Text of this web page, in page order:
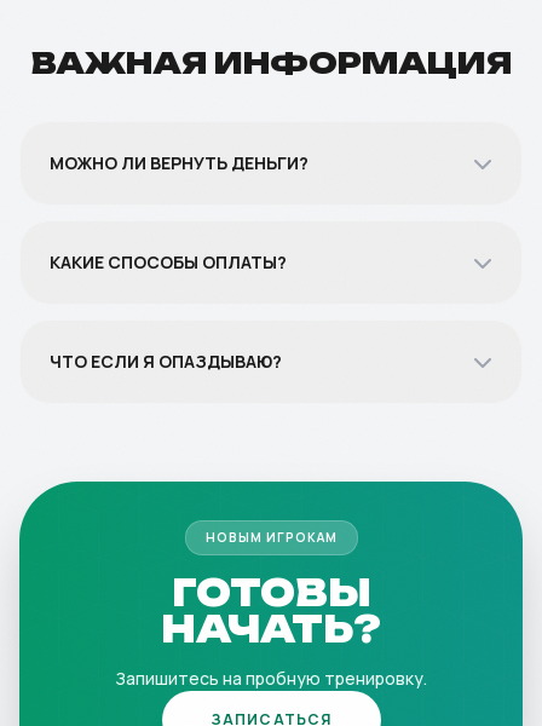
ВАЖНАЯ ИНФОРМАЦИЯ
МОЖНО ЛИ ВЕРНУТЬ ДЕНЬГИ?
КАКИЕ СПОСОБЫ ОПЛАТЫ?
ЧТО ЕСЛИ Я ОПАЗДЫВАЮ?
НОВЫМ ИГРОКАМ
ГОТОВЫ
НАЧАТЬ?
Запишитесь на пробную тренировку.
ЗАПИСАТЬСЯ